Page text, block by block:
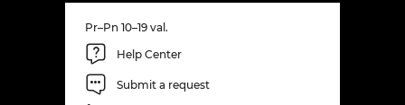
Pr–Pn 10–19 val.
Help Center
Submit a request